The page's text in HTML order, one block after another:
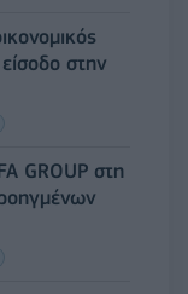
στην
GROUP στη